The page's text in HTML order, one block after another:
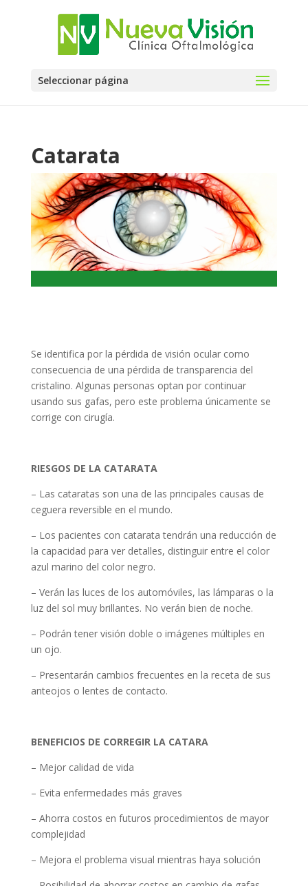
Seleccionar página
Catarata
Se identifica por la pérdida de visión ocular como
consecuencia de una pérdida de transparencia del
cristalino. Algunas personas optan por continuar
usando sus gafas, pero este problema únicamente se
corrige con cirugía.
RIESGOS DE LA CATARATA
– Las cataratas son una de las principales causas de
ceguera reversible en el mundo.
– Los pacientes con catarata tendrán una reducción de
la capacidad para ver detalles, distinguir entre el color
azul marino del color negro.
– Verán las luces de los automóviles, las lámparas o la
luz del sol muy brillantes. No verán bien de noche.
– Podrán tener visión doble o imágenes múltiples en
un ojo.
– Presentarán cambios frecuentes en la receta de sus
anteojos o lentes de contacto.
BENEFICIOS DE CORREGIR LA CATARA
– Mejor calidad de vida
– Evita enfermedades más graves
– Ahorra costos en futuros procedimientos de mayor
complejidad
– Mejora el problema visual mientras haya solución